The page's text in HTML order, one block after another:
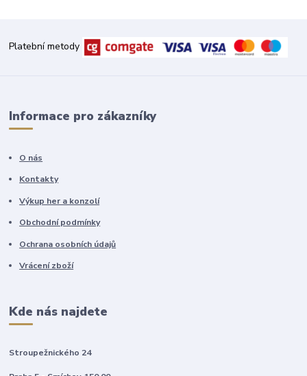
Platební metody
Informace pro zákazníky
O nás
Kontakty
Výkup her a konzolí
Obchodní podmínky
Ochrana osobních údajů
Vrácení zboží
Kde nás najdete
Stroupežnického 24